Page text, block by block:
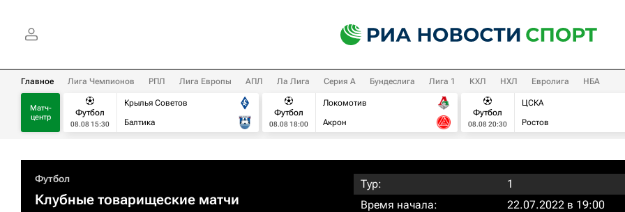
Главное Лига Чемпионов РПЛ Лига Европы АПЛ Ла Лига Серия А Бундеслига Лига 1 КХЛ НХЛ Евролига НБА
Матч-
центр
Футбол
08.08 15:30
Крылья Советов
Балтика
Футбол
08.08 18:00
Локомотив
Акрон
Футбол
08.08 20:30
ЦСКА
Ростов
Футбол
Клубные товарищеские матчи
Тур:
1
Время начала:
22.07.2022 в 19:00